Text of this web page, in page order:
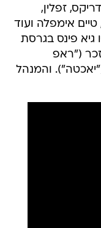
זפלין,
אימפלה ועוד
גיא פינס בגרסת
("ראפ
והמנהל